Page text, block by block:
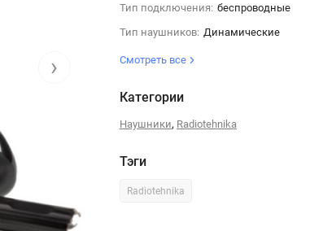
›
Тип подключения: беспроводные
Тип наушников: Динамические
Смотреть все
Категории
Наушники, Radiotehnika
Тэги
Radiotehnika